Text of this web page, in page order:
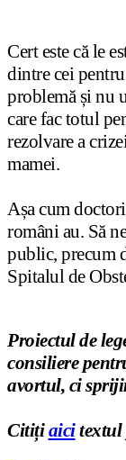
Cert este că le
dintre cei
problemă și nu
care fac totul
rezolvare a
mamei.
Așa cum
români au. Să
public, precum
Spitalul de
Proiectul de
consiliere
avortul, ci
Citițiaicitextul